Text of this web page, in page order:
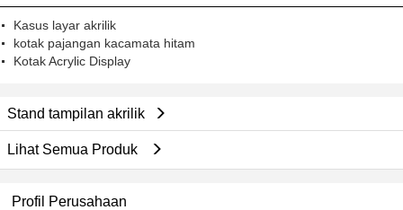
Kasus layar akrilik
kotak pajangan kacamata hitam
Kotak Acrylic Display
Stand tampilan akrilik
Lihat Semua Produk
Profil Perusahaan